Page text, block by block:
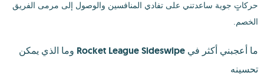
حركاتٍ جوية ساعدتني على تفادي المنافسين والوصول إلى مرمى الفريق
الخصم.
ما أعجبني أكثر في Rocket League Sideswipe وما الذي يمكن
تحسينه